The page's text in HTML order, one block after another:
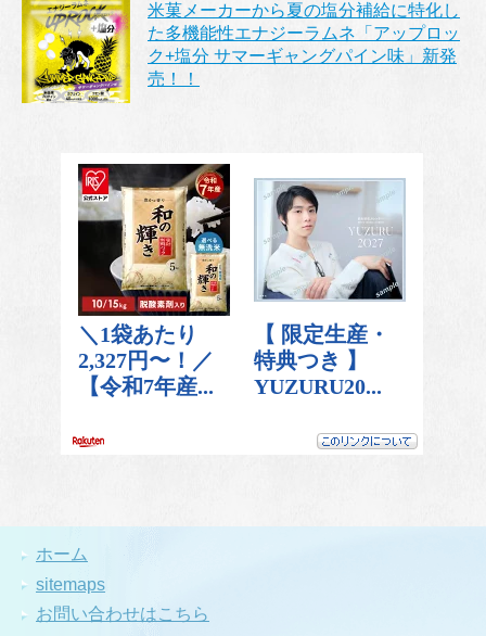
米菓メーカーから夏の塩分補給に特化し
た多機能性エナジーラムネ「アップロッ
ク+塩分 サマーギャングパイン味」新発
売！！
ホーム
sitemaps
お問い合わせはこちら